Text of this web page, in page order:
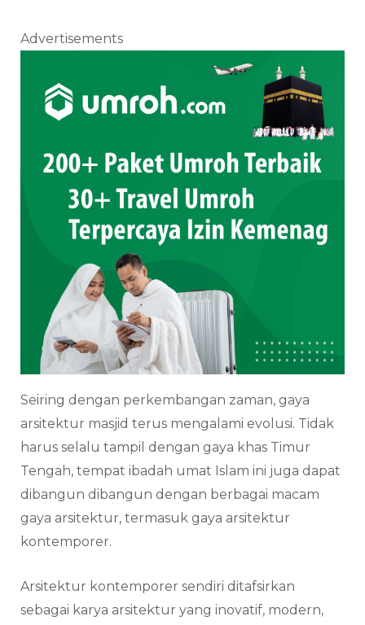
Advertisements
Seiring dengan perkembangan zaman, gaya
arsitektur masjid terus mengalami evolusi. Tidak
harus selalu tampil dengan gaya khas Timur
Tengah, tempat ibadah umat Islam ini juga dapat
dibangun dibangun dengan berbagai macam
gaya arsitektur, termasuk gaya arsitektur
kontemporer.
Arsitektur kontemporer sendiri ditafsirkan
sebagai karya arsitektur yang inovatif, modern,